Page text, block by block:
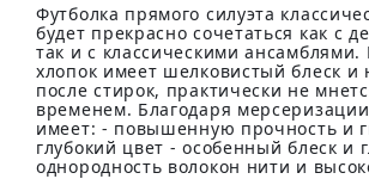
Футболка прямого силуэта
будет прекрасно сочетаться как с
так и с классическими
хлопок имеет шелковистый блеск и
после стирок, практически не
временем. Благодаря
имеет: - повышенную прочность и
глубокий цвет - особенный блеск и
однородность волокон нити и